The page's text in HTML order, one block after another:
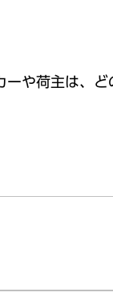
や荷主は、ど